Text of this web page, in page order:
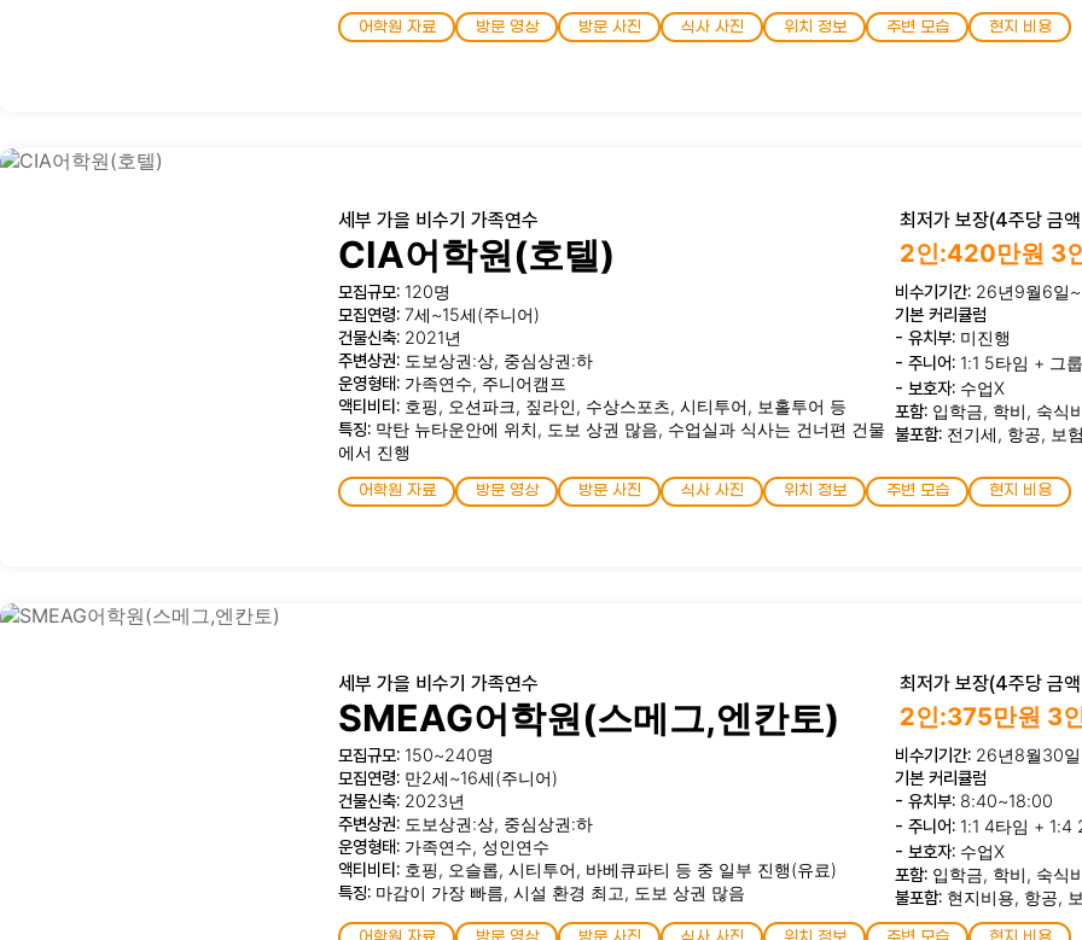
어학원 자료 방문 영상 방문 사진 식사 사진 위치 정보 주변 모습 현지 비용
세부 가을 비수기 가족연수
CIA어학원(호텔)
최저가 보장(4주당 금
2인:420만원 3
모집규모: 120명
모집연령: 7세~15세(주니어)
건물신축: 2021년
주변상권: 도보상권:상, 중심상권:하
운영형태: 가족연수, 주니어캠프
액티비티: 호핑, 오션파크, 짚라인, 수상스포츠, 시티투어, 보홀투어 등
특징: 막탄 뉴타운안에 위치, 도보 상권 많음, 수업실과 식사는 건너편 건물
에서 진행
비수기기간: 26년9월6일
기본 커리큘럼
- 유치부: 미진행
- 주니어: 1:1 5타임 + 그
- 보호자: 수업X
포함: 입학금, 학비, 숙식
불포함: 전기세, 항공, 보
어학원 자료 방문 영상 방문 사진 식사 사진 위치 정보 주변 모습 현지 비용
세부 가을 비수기 가족연수
SMEAG어학원(스메그,엔칸토)
최저가 보장(4주당 금
2인:375만원 3
모집규모: 150~240명
모집연령: 만2세~16세(주니어)
건물신축: 2023년
주변상권: 도보상권:상, 중심상권:하
운영형태: 가족연수, 성인연수
액티비티: 호핑, 오슬롭, 시티투어, 바베큐파티 등 중 일부 진행(유료)
특징: 마감이 가장 빠름, 시설 환경 최고, 도보 상권 많음
비수기기간: 26년8월30
기본 커리큘럼
- 유치부: 8:40~18:00
- 주니어: 1:1 4타임 + 1:4
- 보호자: 수업X
포함: 입학금, 학비, 숙식
불포함: 현지비용, 항공,